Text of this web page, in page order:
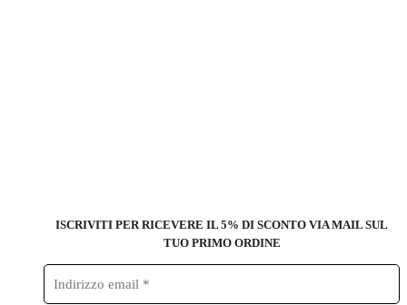
ISCRIVITI PER RICEVERE IL 5% DI SCONTO VIA MAIL SUL
TUO PRIMO ORDINE